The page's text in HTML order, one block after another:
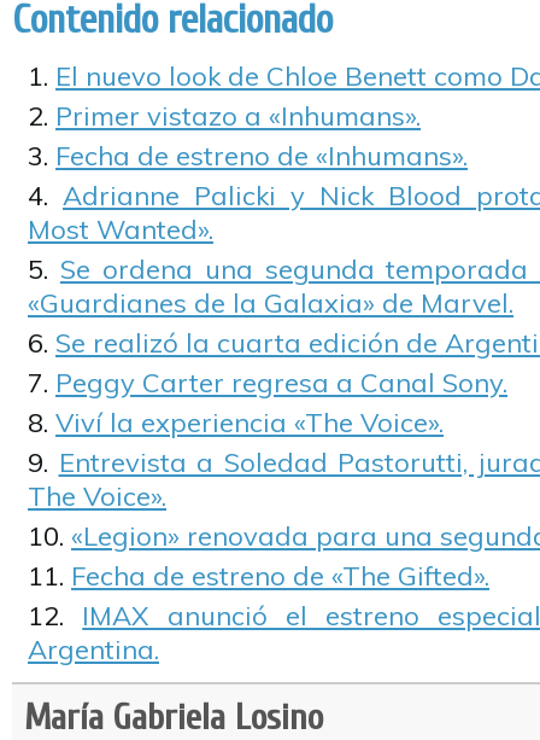
Contenido relacionado
El nuevo look de Chloe Benett como
Primer vistazo a «Inhumans».
Fecha de estreno de «Inhumans».
Adrianne Palicki y Nick Blood
Most Wanted».
Se ordena una segunda
«Guardianes de la Galaxia» de Marvel.
Se realizó la cuarta edición de
Peggy Carter regresa a Canal Sony.
Viví la experiencia «The Voice».
Entrevista a Soledad Pastorutti,
The Voice».
«Legion» renovada para una
Fecha de estreno de «The Gifted».
IMAX anunció el estreno
Argentina.
María Gabriela Losino